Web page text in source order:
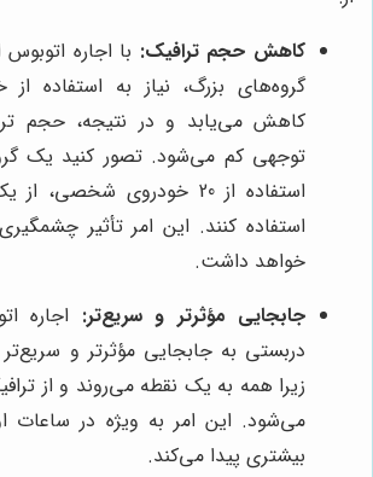
کاهش حجم ترافیک: با اجاره
گروه‌های بزرگ، نیاز به استفاده
کاهش می‌یابد و در نتیجه، حجم
استفاده از 20 خودروی
استفاده کنند. این امر تأثیر
خواهد داشت.
جابجایی مؤثرتر و سریع‌تر: اجاره
دربستی به جابجایی مؤثرتر و
زیرا همه به یک نقطه می‌روند و از
می‌شود. این امر به ویژه در ساعات
بیشتری پیدا می‌کند.